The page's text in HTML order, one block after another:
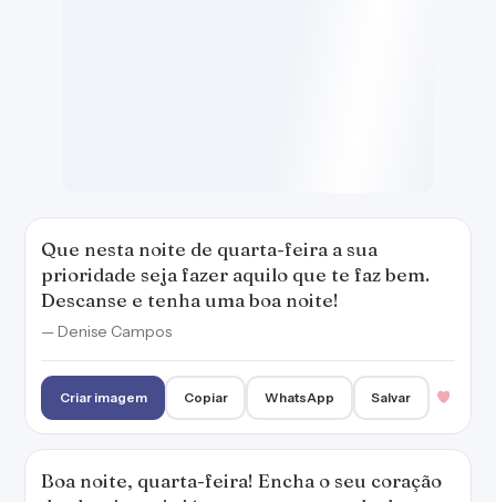
Que nesta noite de quarta-feira a sua
prioridade seja fazer aquilo que te faz bem.
Descanse e tenha uma boa noite!
— Denise Campos
Criar imagem Copiar WhatsApp Salvar
Boa noite, quarta-feira! Encha o seu coração